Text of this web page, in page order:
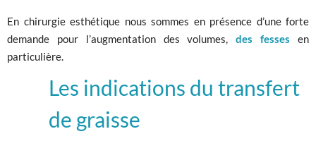
En chirurgie esthétique nous sommes en présence d’une forte
demande pour l’augmentation des volumes,des fesses en
particulière.
Les indications du transfert
de graisse